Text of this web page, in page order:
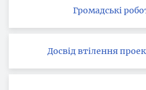
Громадські
Досвід втілення